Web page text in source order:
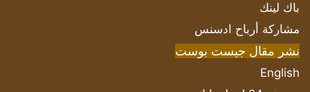
باك لينك
مشاركة أرباح ادسنس
نشر مقال جيست بوست
English